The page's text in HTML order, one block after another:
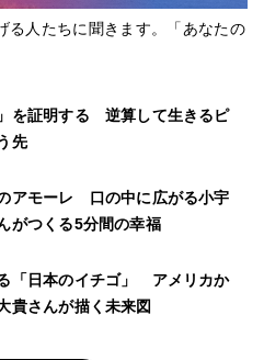
る人たちに聞きます。「あなたの
」を証明する 逆算して生きるピ
先
アモーレ 口の中に広がる小宇
がつくる5分間の幸福
「日本のイチゴ」 アメリカか
貴さんが描く未来図